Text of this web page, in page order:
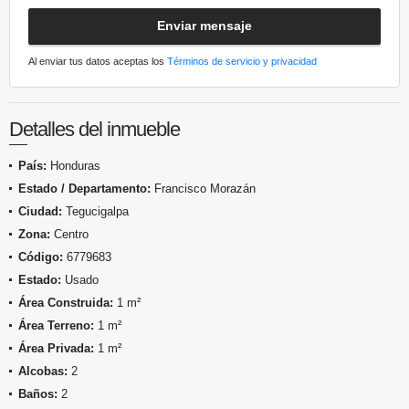
Enviar mensaje
Al enviar tus datos aceptas los Términos de servicio y privacidad
Detalles del inmueble
País: Honduras
Estado / Departamento: Francisco Morazán
Ciudad: Tegucigalpa
Zona: Centro
Código: 6779683
Estado: Usado
Área Construida: 1 m²
Área Terreno: 1 m²
Área Privada: 1 m²
Alcobas: 2
Baños: 2